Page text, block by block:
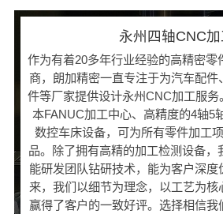
永州四轴CNC加
作为有着20多年行业经验的高精密零
商，朗加精密一直专注于为汽车配件
件等厂家提供设计永州CNC加工服务
本FANUC加工中心、高精度的4轴5
数控车床设备，可为所有零件加工
品。除了拥有高精的加工检测设备，
能研发团队钻研技术，能为客户深度
来，我们以细节为理念，以工艺为核
赢得了客户的一致好评。选择相信我